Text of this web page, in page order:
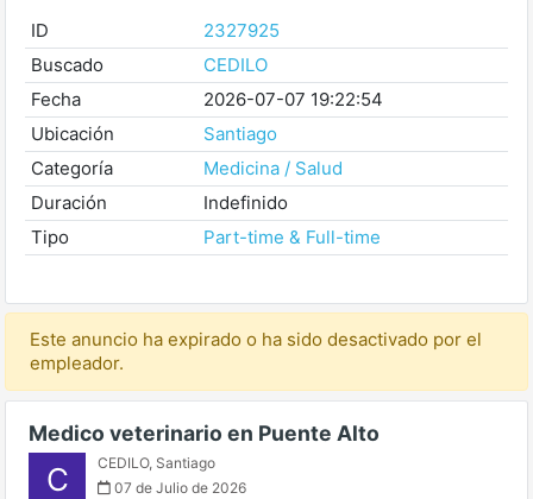
ID
2327925
Buscado
CEDILO
Fecha
2026-07-07 19:22:54
Ubicación
Santiago
Categoría
Medicina / Salud
Duración
Indefinido
Tipo
Part-time & Full-time
Este anuncio ha expirado o ha sido desactivado por el
empleador.
Medico veterinario en Puente Alto
C CEDILO, Santiago
07 de Julio de 2026